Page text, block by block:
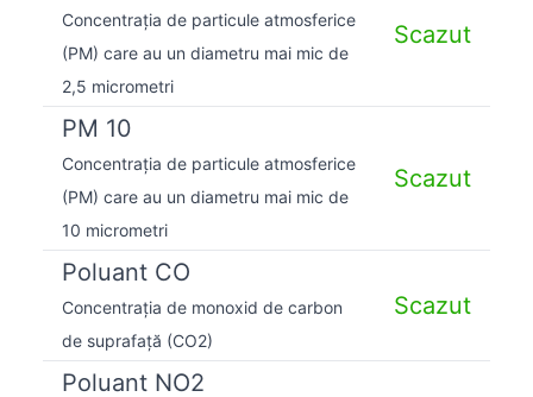
Concentrația de particule atmosferice
(PM) care au un diametru mai mic de
2,5 micrometri
Scazut
PM 10
Concentrația de particule atmosferice
(PM) care au un diametru mai mic de
10 micrometri
Scazut
Poluant CO
Concentrația de monoxid de carbon
de suprafață (CO2)
Scazut
Poluant NO2